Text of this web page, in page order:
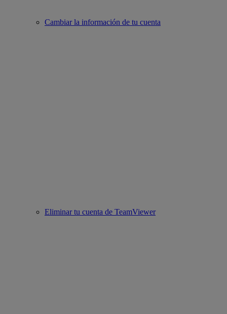
Cambiar la información de tu cuenta
Eliminar tu cuenta de TeamViewer